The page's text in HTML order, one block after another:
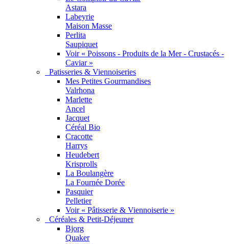
Astara
Labeyrie
Maison Masse
Perlita
Saupiquet
Voir « Poissons - Produits de la Mer - Crustacés -
Caviar »
Patisseries & Viennoiseries
Mes Petites Gourmandises
Valrhona
Marlette
Ancel
Jacquet
Céréal Bio
Cracotte
Harrys
Heudebert
Krisprolls
La Boulangère
La Fournée Dorée
Pasquier
Pelletier
Voir « Pâtisserie & Viennoiserie »
Céréales & Petit-Déjeuner
Bjorg
Quaker